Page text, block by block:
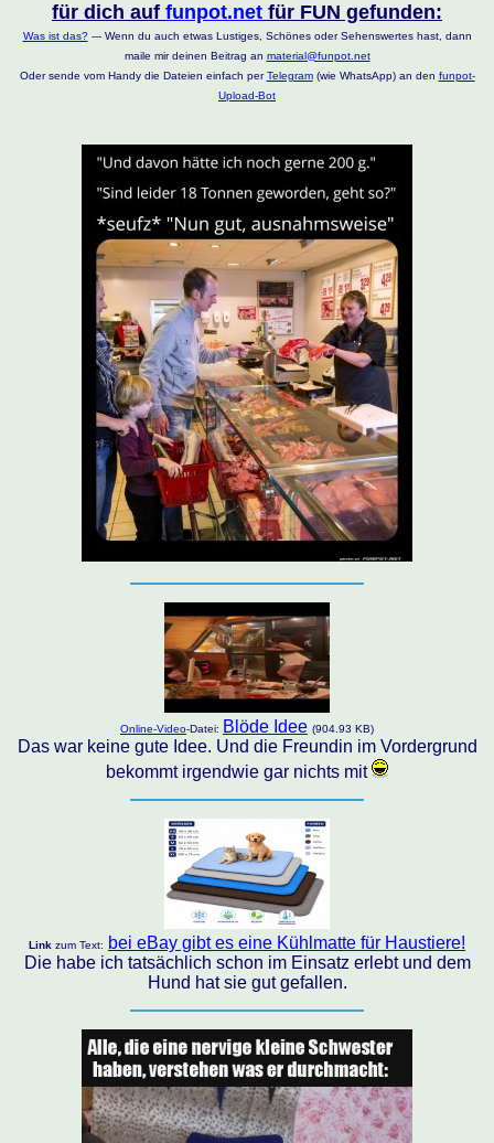
für dich auf funpot.net für FUN gefunden:
Was ist das?--- Wenn du auch etwas Lustiges, Schönes oder Sehenswertes hast, dann
maile mir deinen Beitrag an material@funpot.net
Oder sende vom Handy die Dateien einfach perTelegram(wie WhatsApp) an den funpot-
Upload-Bot
Online-Video-Datei: Blöde Idee (904.93 KB)
Das war keine gute Idee. Und die Freundin im Vordergrund
bekommt irgendwie gar nichts mit
Link zum Text:
bei eBay gibt es eine Kühlmatte für Haustiere!
Die habe ich tatsächlich schon im Einsatz erlebt und dem
Hund hat sie gut gefallen.